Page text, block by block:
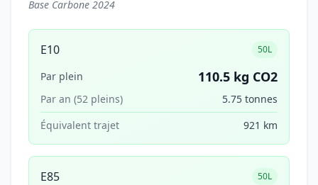
Base Carbone 2024
E10 50L
Par plein 110.5 kg CO2
Par an (52 pleins)
5.75 tonnes
Équivalent trajet
921 km
E85 50L